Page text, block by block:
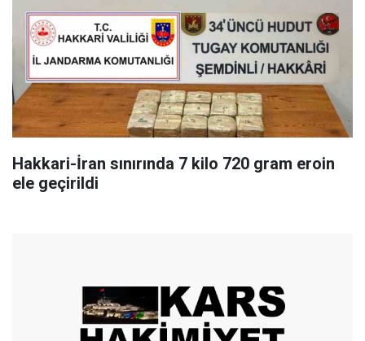
Hakkari-İran sınırında 7 kilo 720 gram eroin
ele geçirildi